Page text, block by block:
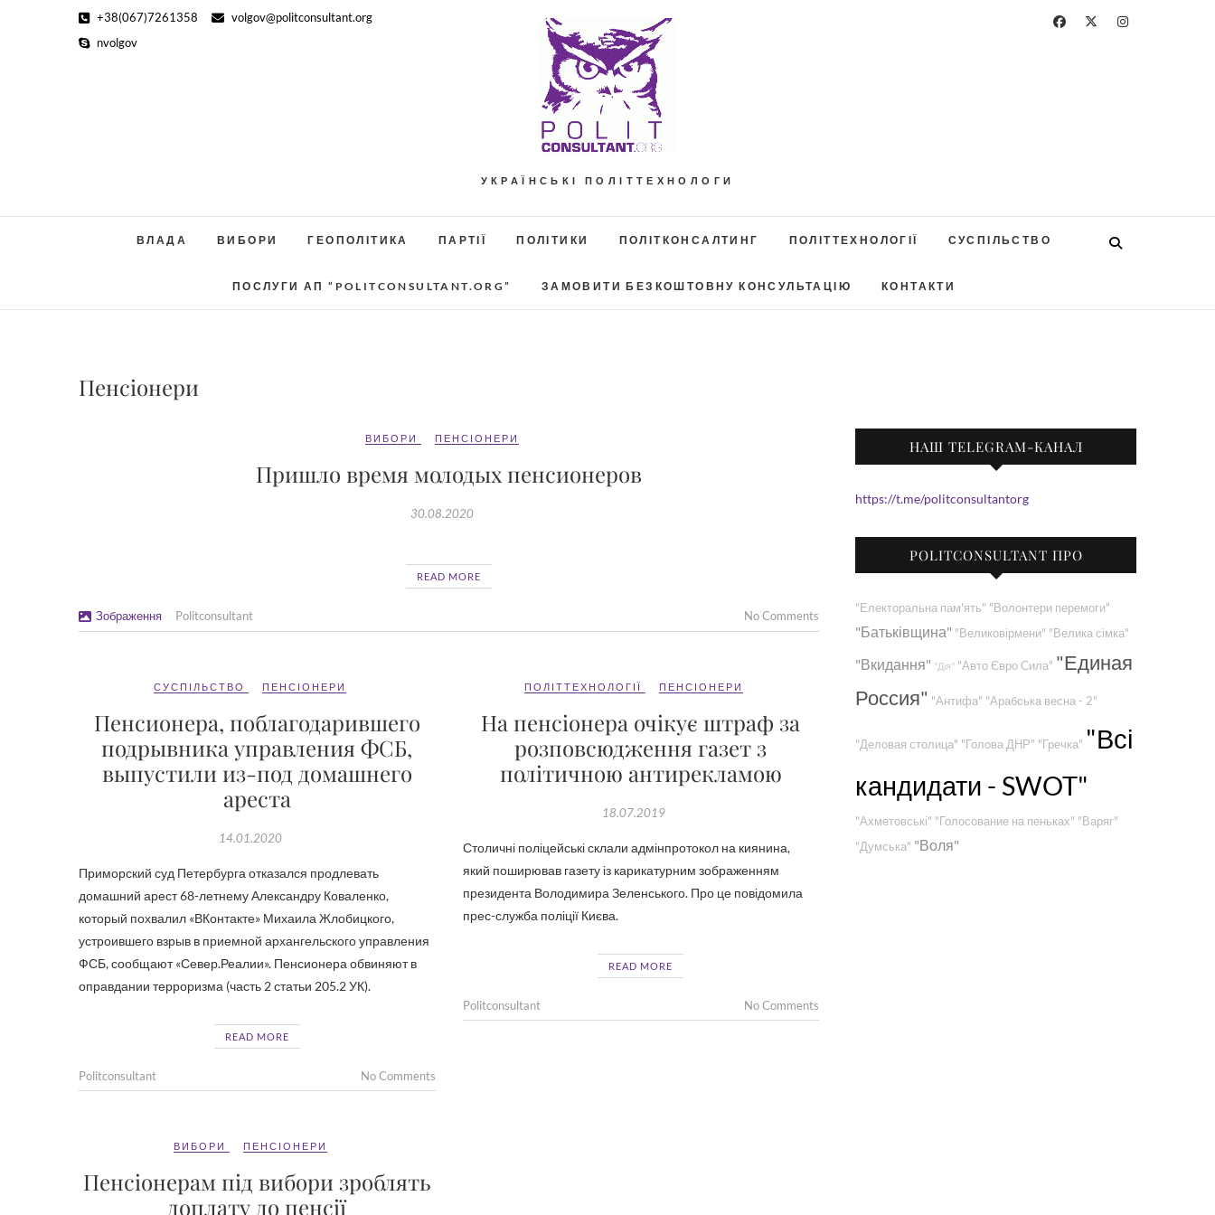
+38(067)7261358
volgov@politconsultant.org
nvolgov
УКРАЇНСЬКІ ПОЛІТТЕХНОЛОГИ
ВЛАДА ВИБОРИ ГЕОПОЛІТИКА ПАРТІЇ ПОЛІТИКИ ПОЛІТКОНСАЛТИНГ ПОЛІТТЕХНОЛОГІЇ СУСПІЛЬСТВО
ПОСЛУГИ АП “POLITCONSULTANT.ORG” ЗАМОВИТИ БЕЗКОШТОВНУ КОНСУЛЬТАЦІЮ КОНТАКТИ
Пенсіонери
ВИБОРИ ПЕНСІОНЕРИ
Пришло время молодых пенсионеров
30.08.2020
READ MORE
Зображення Politconsultant No Comments
СУСПІЛЬСТВО ПЕНСІОНЕРИ
Пенсионера, поблагодарившего
подрывника управления ФСБ,
выпустили из-под домашнего
ареста
14.01.2020
Приморский суд Петербурга отказался продлевать
домашний арест 68-летнему Александру Коваленко,
который похвалил «ВКонтакте» Михаила Жлобицкого,
устроившего взрыв в приемной архангельского управления
ФСБ, сообщают «Север.Реалии». Пенсионера обвиняют в
оправдании терроризма (часть 2 статьи 205.2 УК).
READ MORE
Politconsultant No Comments
ПОЛІТТЕХНОЛОГІЇ ПЕНСІОНЕРИ
На пенсіонера очікує штраф за
розповсюдження газет з
політичною антирекламою
18.07.2019
Столичні поліцейські склали адмінпротокол на киянина,
який поширював газету із карикатурним зображенням
президента Володимира Зеленського. Про це повідомила
прес-служба поліції Києва.
READ MORE
Politconsultant No Comments
ВИБОРИ ПЕНСІОНЕРИ
Пенсіонерам під вибори зроблять
доплату до пенсії
НАШ TELEGRAM-КАНАЛ
https://t.me/politconsultantorg
POLITCONSULTANT ПРО
"Електоральна пам'ять" "Волонтери перемоги"
"Батьківщина" "Великовірмени" "Велика сімка"
"Вкидання" "Дія" "Авто Євро Сила" "Единая
Россия" "Антифа" "Арабська весна - 2"
"Деловая столица" "Голова ДНР" "Гречка" "Всі
кандидати - SWOT"
"Ахметовські" "Голосование на пеньках" "Варяг"
"Думська" "Воля"